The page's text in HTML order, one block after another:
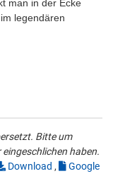
man in der Ecke
legendären
Bitte um
haben.
Download ,
Google